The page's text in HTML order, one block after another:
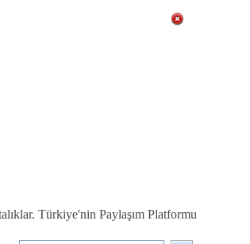
Türkiye'nin Paylaşım Platformu